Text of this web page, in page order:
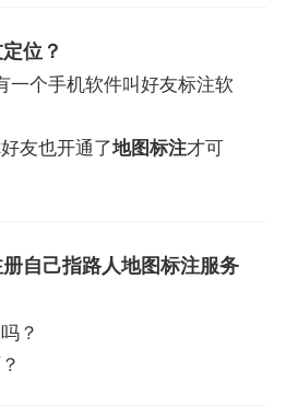
位？
一个手机软件叫好友标注软
友也开通了地图标注才可
自己指路人地图标注服务
？